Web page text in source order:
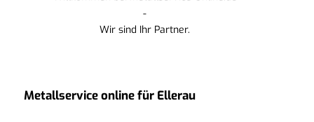
-
Wir sind Ihr Partner.
Metallservice online für Ellerau